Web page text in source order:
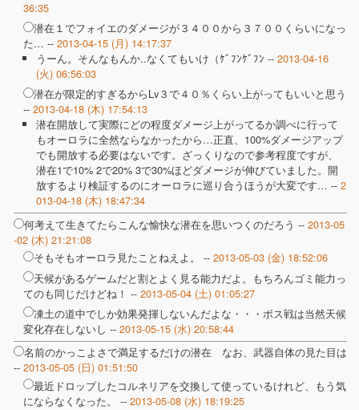
36:35
潜在１でフォイエのダメージが３４００から３７００くらいになっ
た… -- 2013-04-15 (月) 14:17:37
うーん。そんなもんか..なくてもいけ（ｹﾞﾌﾝｹﾞﾌﾝ -- 2013-04-16
(火) 06:56:03
潜在が限定的すぎるからLv３で４０％くらい上がってもいいと思う
-- 2013-04-18 (木) 17:54:13
潜在開放して実際にどの程度ダメージ上がってるか調べに行って
もオーロラに全然ならなかったから…正直、100%ダメージアップ
でも開放する必要はないです。ざっくりなので参考程度ですが、
潜在1で10% 2で20% 3で30%ほどダメージが伸びていました。開
放するより検証するのにオーロラに巡り合うほうが大変です… -- 2
013-04-18 (木) 18:47:34
何考えて生きてたらこんな愉快な潜在を思いつくのだろう -- 2013-05
-02 (木) 21:21:08
そもそもオーロラ見たことねえよ。 -- 2013-05-03 (金) 18:52:06
天候があるゲームだと割とよく見る能力だよ。もちろんゴミ能力っ
てのも同じだけどね！ -- 2013-05-04 (土) 01:05:27
凍土の道中でしか効果発揮しないんだよな・・・ボス戦は当然天候
変化存在しないし -- 2013-05-15 (水) 20:58:44
名前のかっこよさで満足するだけの潜在 なお、武器自体の見た目は
-- 2013-05-05 (日) 01:51:50
最近ドロップしたコルネリアを交換して使っているけれど、もう気
にならなくなった。 -- 2013-05-08 (水) 18:19:25